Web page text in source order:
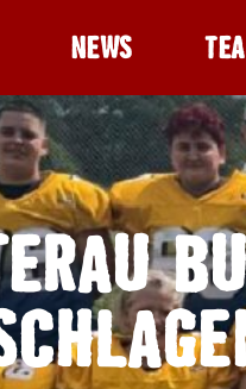
NEWS